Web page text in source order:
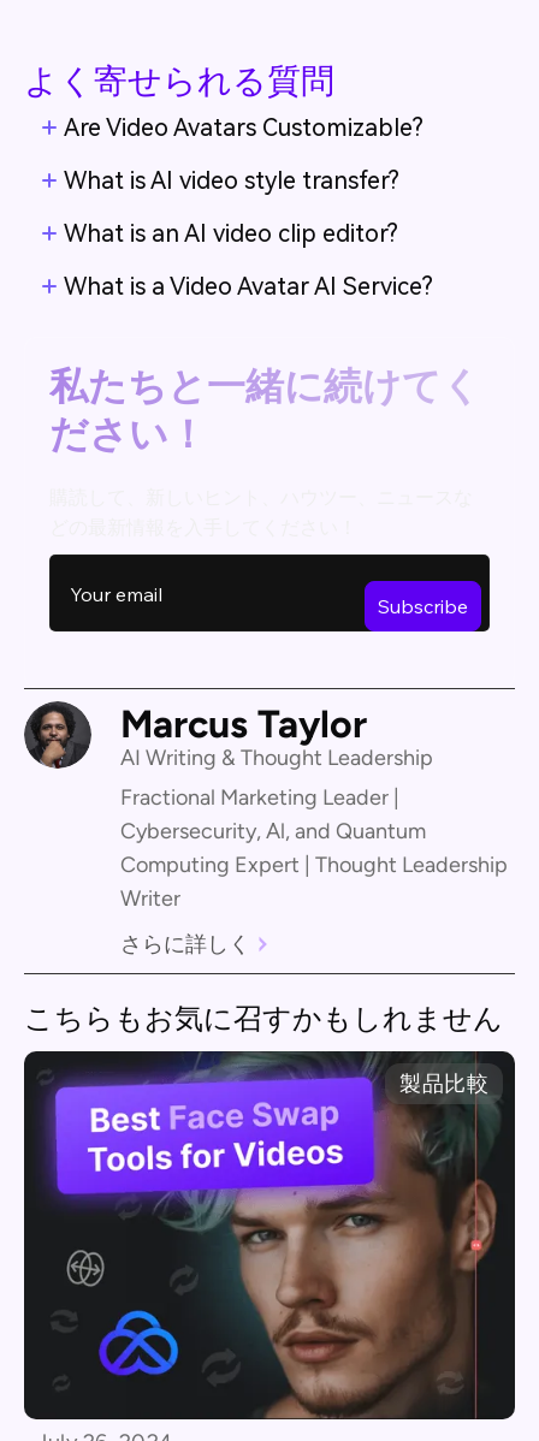
よく寄せられる質問
Are Video Avatars Customizable?
What is AI video style transfer?
What is an AI video clip editor?
What is a Video Avatar AI Service?
私たちと一緒に続けてく
ださい！
Marcus Taylor
AI Writing & Thought Leadership
Fractional Marketing Leader |
Cybersecurity, Al, and Quantum
Computing Expert | Thought Leadership
Writer
さらに詳しく
こちらもお気に召すかもしれません
製品比較